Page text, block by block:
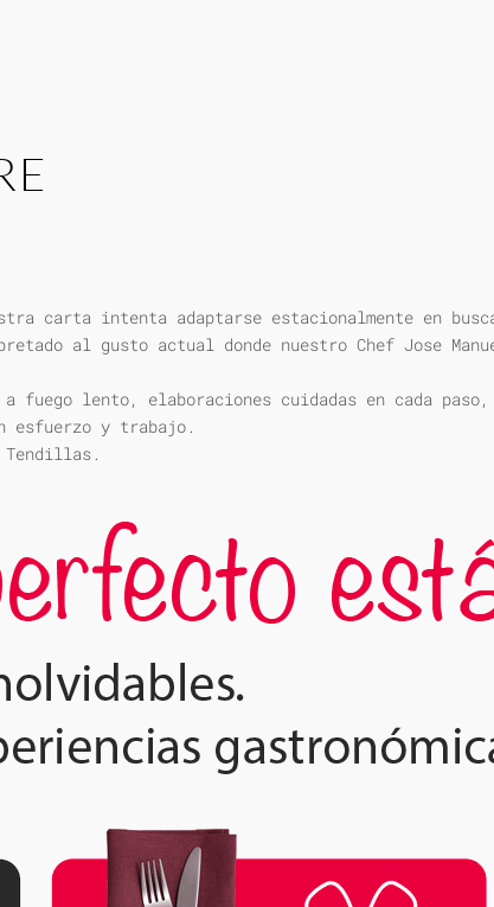
carta intenta adaptarse estacionalmente en
al gusto actual donde nuestro Chef Jose
fuego lento, elaboraciones cuidadas en cada
esfuerzo y trabajo.
Tendillas.